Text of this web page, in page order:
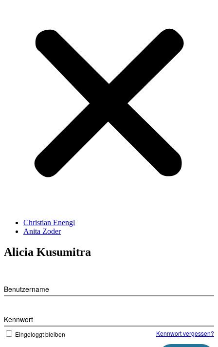
Christian Enengl
Anita Zoder
Alicia Kusumitra
Benutzername
Kennwort
Eingeloggt bleiben Kennwort vergessen?